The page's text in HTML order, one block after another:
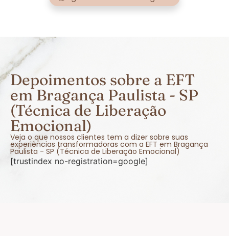
Depoimentos sobre a EFT
em Bragança Paulista - SP
(Técnica de Liberação
Emocional)
Veja o que nossos clientes tem a dizer sobre suas
experiências transformadoras com a EFT em Bragança
Paulista - SP (Técnica de Liberação Emocional)
[trustindex no-registration=google]